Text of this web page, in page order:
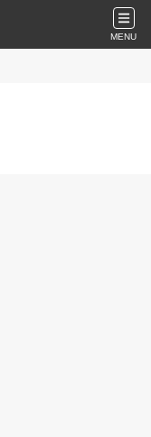
MENU